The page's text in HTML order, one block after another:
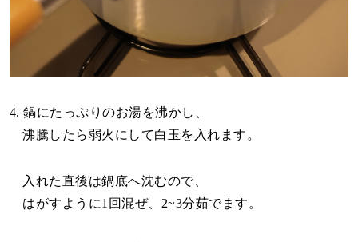
4. 鍋にたっぷりのお湯を沸かし、
沸騰したら弱火にして白玉を入れます。
入れた直後は鍋底へ沈むので、
はがすように1回混ぜ、2~3分茹でます。